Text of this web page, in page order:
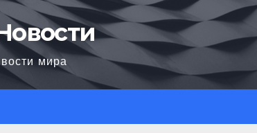
мира